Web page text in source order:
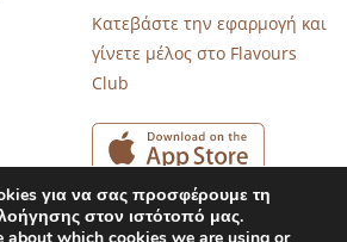
Κατεβάστε την εφαρμογή και
γίνετε μέλος στο Flavours
Club
για να σας προσφέρουμε τη
στον ιστότοπό μας.